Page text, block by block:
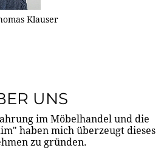
Klauser
UNS
im Möbelhandel und die
haben mich überzeugt dieses
zu gründen.